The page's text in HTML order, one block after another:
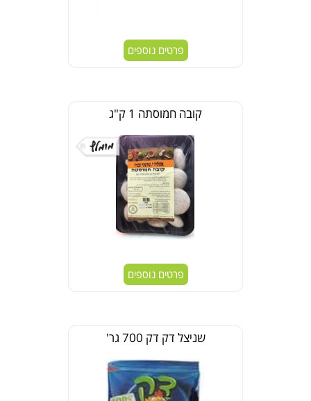
פרטים נוספים
קובה חמוסתה 1 ק"ג
פרטים נוספים
שניצל דק דק 700 גר'